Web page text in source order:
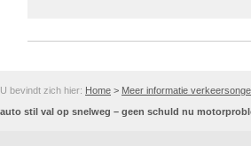
U bevindt zich hier: Home > Meer informatie
auto stil val op snelweg – geen schuld nu